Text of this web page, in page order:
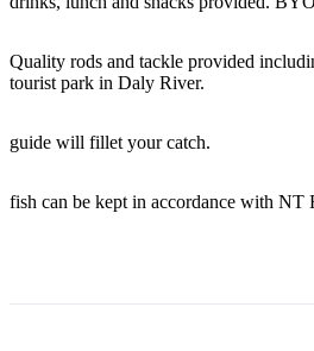
Quality rods and tackle provided
tourist park in Daly River.
guide will fillet your catch.
fish can be kept in accordance with NT